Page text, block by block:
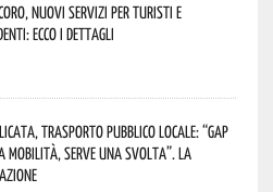
nuovi servizi per turisti e
ecco i dettagli
trasporto pubblico locale: “Gap
mobilità, serve una svolta”. La